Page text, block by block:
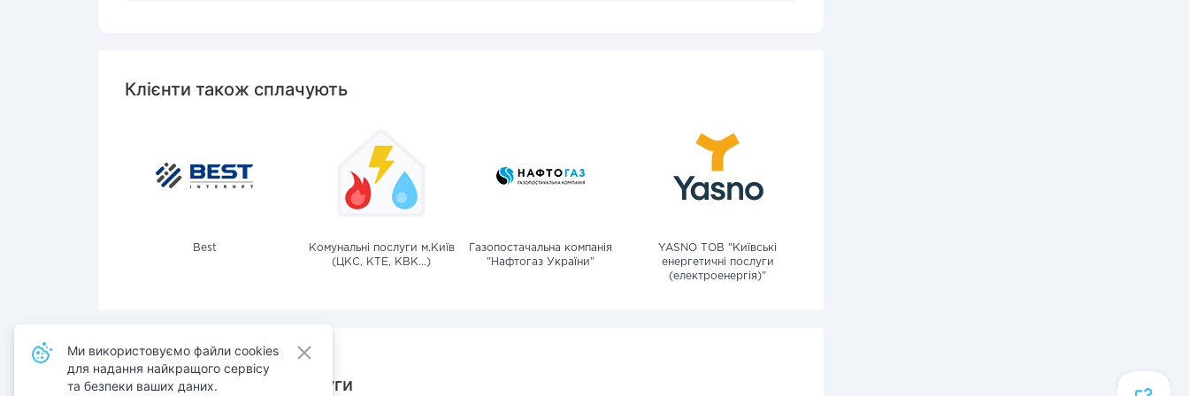
Клієнти також сплачують
Best
Комунальні послуги м.Київ
(ЦКС, КТЕ, КВК...)
Газопостачальна компанія
"Нафтогаз України"
YASNO ТОВ "Київські
енергетичні послуги
(електроенергія)"
Також сплачують послуги
Ми використовуємо файли cookies
для надання найкращого сервісу
та безпеки ваших даних.